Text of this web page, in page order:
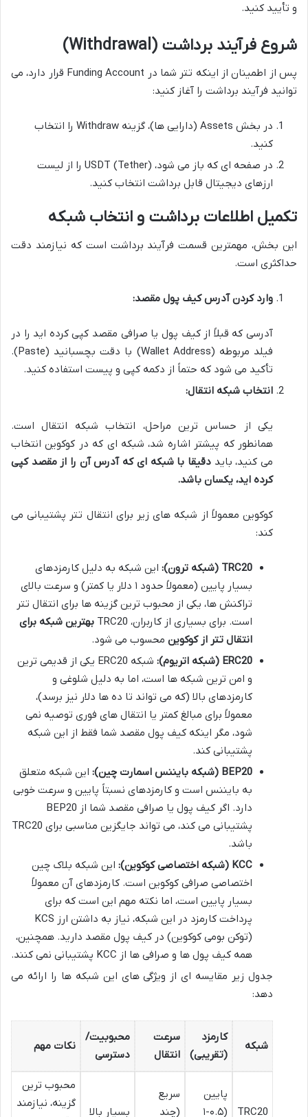
و تأیید کنید.
شروع فرآیند برداشت (Withdrawal)
پس از اطمینان از اینکه تتر شما در Funding Account قرار دارد، می
توانید فرآیند برداشت را آغاز کنید:
در بخش Assets (دارایی ها)، گزینه Withdraw را انتخاب
کنید.
در صفحه ای که باز می شود، USDT (Tether) را از لیست
ارزهای دیجیتال قابل برداشت انتخاب کنید.
تکمیل اطلاعات برداشت و انتخاب شبکه
این بخش، مهمترین قسمت فرآیند برداشت است که نیازمند دقت
حداکثری است.
وارد کردن آدرس کیف پول مقصد:
آدرسی که قبلاً از کیف پول یا صرافی مقصد کپی کرده اید را در
فیلد مربوطه (Wallet Address) با دقت بچسبانید (Paste).
تأکید می شود که حتماً از دکمه کپی و پیست استفاده کنید.
انتخاب شبکه انتقال:
یکی از حساس ترین مراحل، انتخاب شبکه انتقال است.
همانطور که پیشتر اشاره شد، شبکه ای که در کوکوین انتخاب
می کنید، بایددقیقا با شبکه ای که آدرس آن را از مقصد کپی
کرده اید، یکسان باشد.
کوکوین معمولاً از شبکه های زیر برای انتقال تتر پشتیبانی می
کند:
TRC20 (شبکه ترون):
این شبکه به دلیل کارمزدهای
بسیار پایین (معمولاً حدود ۱ دلار یا کمتر) و سرعت بالای
تراکنش ها، یکی از محبوب ترین گزینه ها برای انتقال تتر
است. برای بسیاری از کاربران، TRC20
بهترین شبکه برای
انتقال تتر از کوکوین محسوب می شود.
ERC20 (شبکه اتریوم):
شبکه ERC20 یکی از قدیمی ترین
و امن ترین شبکه ها است، اما به دلیل شلوغی و
کارمزدهای بالا (که می تواند تا ده ها دلار نیز برسد)،
معمولاً برای مبالغ کمتر یا انتقال های فوری توصیه نمی
شود، مگر اینکه کیف پول مقصد شما فقط از این شبکه
پشتیبانی کند.
BEP20 (شبکه بایننس اسمارت چین):
این شبکه متعلق
به بایننس است و کارمزدهای نسبتاً پایین و سرعت خوبی
دارد. اگر کیف پول یا صرافی مقصد شما از BEP20
پشتیبانی می کند، می تواند جایگزین مناسبی برای TRC20
باشد.
KCC (شبکه اختصاصی کوکوین):
این شبکه بلاک چین
اختصاصی صرافی کوکوین است. کارمزدهای آن معمولاً
بسیار پایین است، اما نکته مهم این است که برای
پرداخت کارمزد در این شبکه، نیاز به داشتن ارز KCS
(توکن بومی کوکوین) در کیف پول مقصد دارید. همچنین،
همه کیف پول ها و صرافی ها از KCC پشتیبانی نمی کنند.
جدول زیر مقایسه ای از ویژگی های این شبکه ها را ارائه می
دهد:
شبکه
کارمزد
(تقریبی)
سرعت
انتقال
محبوبیت/
دسترسی
نکات مهم
TRC20
پایین
(۰.۵-۱
سریع
(چند
بسیار بالا
محبوب ترین
گزینه، نیازمند